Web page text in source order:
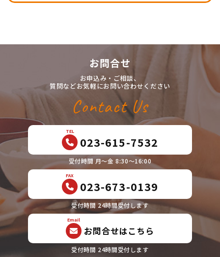
お問合せ
お申込み・ご相談、
質問などお気軽にお問い合わせください
Contact Us
TEL
023-615-7532
受付時間 月〜金 8:30〜16:00
FAX
023-673-0139
受付時間 24時間受付します
Email
お問合せはこちら
受付時間 24時間受付します